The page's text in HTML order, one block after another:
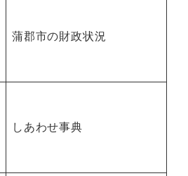
蒲郡市の財政状況
しあわせ事典